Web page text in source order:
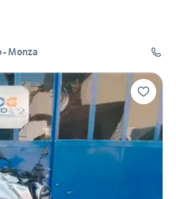
- Monza